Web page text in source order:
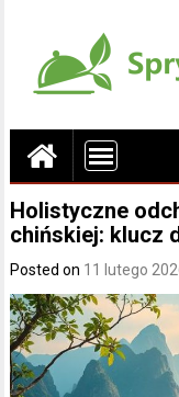
Holistyczne
chińskiej: klucz
Posted on 11 lutego